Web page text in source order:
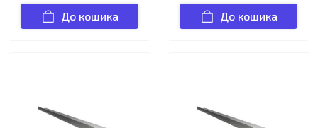
До кошика До кошика